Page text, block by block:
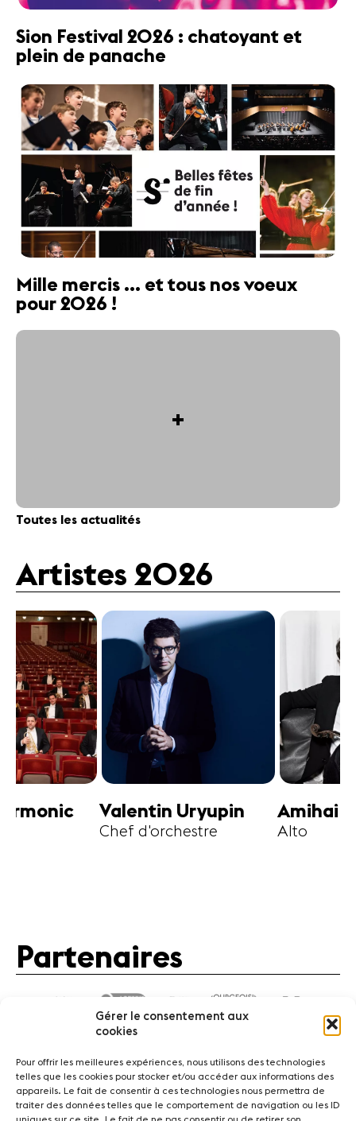
Gérer le consentement aux
cookies
Pour offrir les meilleures expériences, nous utilisons des technologies
telles que les cookies pour stocker et/ou accéder aux informations des
appareils. Le fait de consentir à ces technologies nous permettra de
traiter des données telles que le comportement de navigation ou les ID
Sion Festival 2026 : chatoyant et
plein de panache
Mille mercis ... et tous nos voeux
pour 2026 !
+
Toutes les actualités
Artistes 2026
Valentin Uryupin
Chef d'orchestre
Amihai
Alto
Partenaires
ActualitésConcerts Bénévoles Médiation